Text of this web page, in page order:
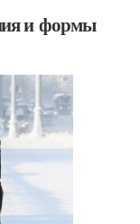
и формы